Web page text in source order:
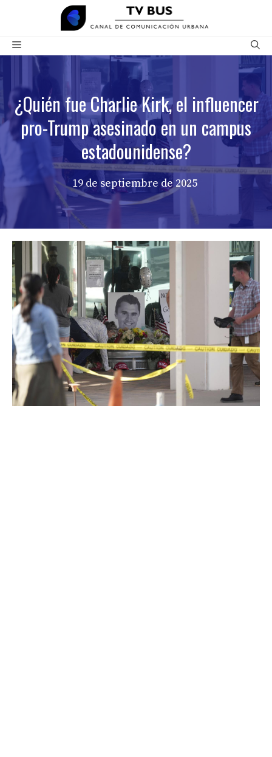
contenido
Menú
¿Quién fue Charlie Kirk, el influencer
pro-Trump asesinado en un campus
estadounidense?
19 de septiembre de 2025